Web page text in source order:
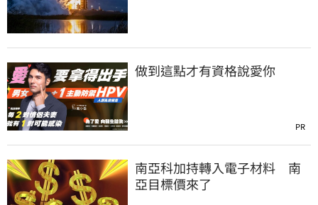
做到這點才有資格說愛你
PR
南亞科加持轉入電子材料 南
亞目標價來了